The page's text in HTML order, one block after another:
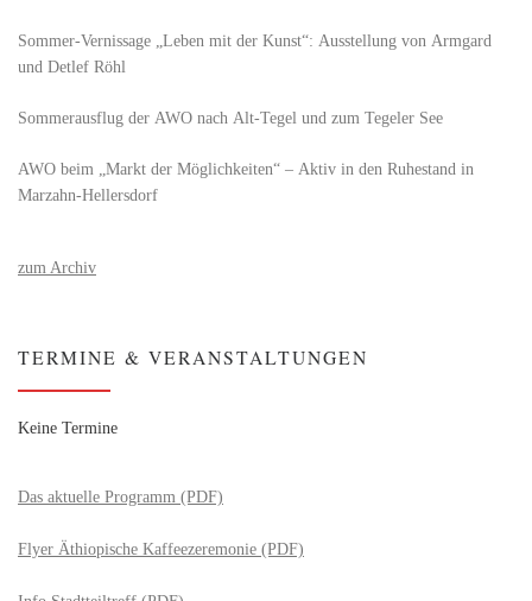
Sommer-Vernissage „Leben mit der Kunst“: Ausstellung von Armgard
und Detlef Röhl
Sommerausflug der AWO nach Alt‑Tegel und zum Tegeler See
AWO beim „Markt der Möglichkeiten“ – Aktiv in den Ruhestand in
Marzahn-Hellersdorf
zum Archiv
TERMINE & VERANSTALTUNGEN
Keine Termine
Das aktuelle Programm (PDF)
Flyer Äthiopische Kaffeezeremonie (PDF)